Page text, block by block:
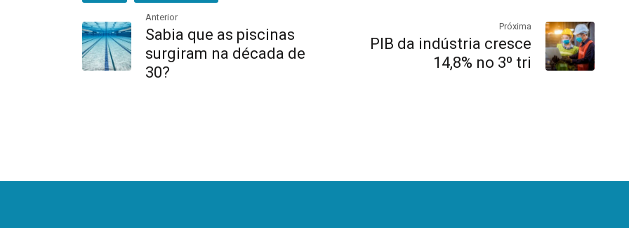
Anterior
Sabia que as piscinas
surgiram na década de
30?
Próxima
PIB da indústria cresce
14,8% no 3º tri